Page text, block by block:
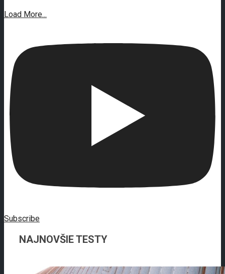
Load More...
Subscribe
NAJNOVŠIE TESTY